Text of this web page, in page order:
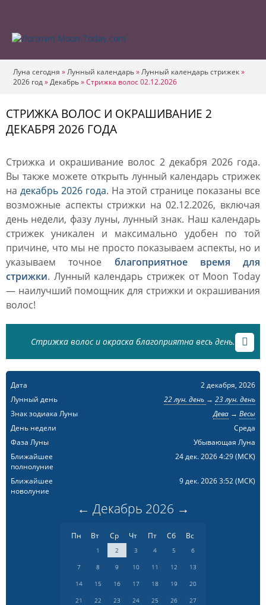
Луна сегодня »Лунный календарь»Лунный календарь стрижек»
2026 год»Декабрь»Стрижка волос 02.12.2026
СТРИЖКА ВОЛОС И ОКРАШИВАНИЕ 2
ДЕКАБРЯ 2026 ГОДА
Стрижка и окрашивание волос 2 декабря 2026 года.
Вы также можете открыть лунный календарь стрижек
на декабрь 2026 года. На этой странице показаны все
возможные аспекты стрижки на 02.12.2026, включая
день недели, фазу луны, лунный знак. Наш календарь
стрижек уникален и максимально удобен по той
причине, что мы не просто показываем аспекты, но и
указываем точное благоприятное время для
стрижки. Лунный календарь стрижек от Moon Today
— наилучший помощник для стрижки и окрашивания
волос!
Стрижка волос и окраска благоприятна весь день.
Дата
2 декабря, 2026
Лунный день
22 лун. день → 23 лун. день
Знак зодиака Луны
Дева→ Весы
День недели
Среда
Фаза Луны
Убывающая Луна
Ближайшее
полнолуние
24 дек. 2026 4:29(МСК)
Ближайшее
новолуние
9 дек. 2026 3:52(МСК)
← Декабрь 2026 →
Пн Вт Ср Чт Пт Сб Вс
1 2 3 4 5
6
7
8 9 10 11 12
13
14
15 16 17 18 19
20
21
22 23 24 25 26
27